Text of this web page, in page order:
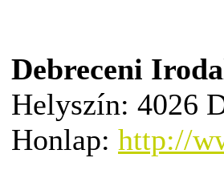
Debreceni
Helyszín: 4026
Honlap: http://